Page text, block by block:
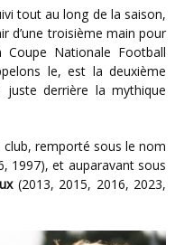
d’une troisième main pour
Nationale Football
le, est la deuxième
juste derrière la mythique
1997), et auparavant sous
(2013, 2015, 2016, 2023,